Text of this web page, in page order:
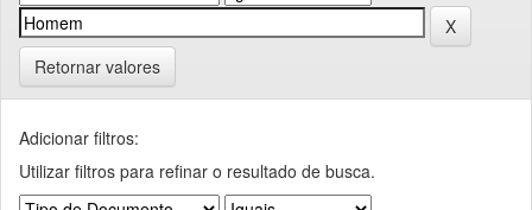
Retornar valores
Adicionar filtros:
Utilizar filtros para refinar o resultado de busca.